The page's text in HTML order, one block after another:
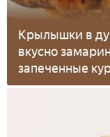
Крылышки в
вкусно
запеченные